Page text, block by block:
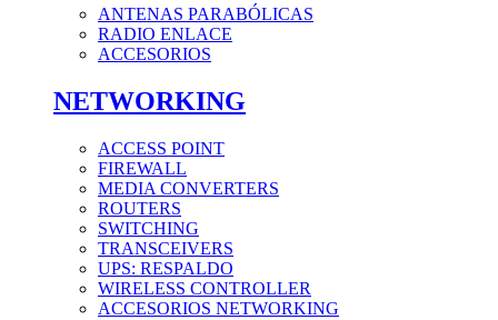
ANTENAS PARABÓLICAS
RADIO ENLACE
ACCESORIOS
NETWORKING
ACCESS POINT
FIREWALL
MEDIA CONVERTERS
ROUTERS
SWITCHING
TRANSCEIVERS
UPS: RESPALDO
WIRELESS CONTROLLER
ACCESORIOS NETWORKING